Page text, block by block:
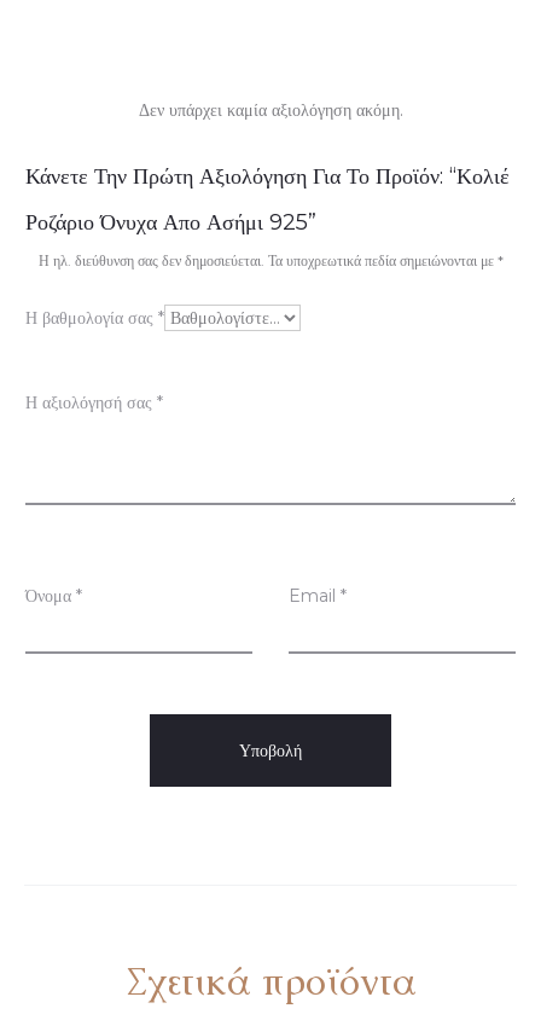
Α
ξ
ο
ο
σ
ι
ς
Δεν υπάρχει καμία αξιολόγηση ακόμη.
Κάνετε Την Πρώτη Αξιολόγηση Για Το Προϊόν: “Κολιέ
Ροζάριο Όνυχα Απο Ασήμι 925”
Η ηλ. διεύθυνση σας δεν δημοσιεύεται. Τα υποχρεωτικά πεδία σημειώνονται με *
Η βαθμολογία σας *
Η αξιολόγησή σας *
Όνομα * Email *
Σχετικά προϊόντα